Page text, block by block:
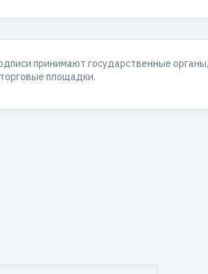
принимают государственные
площадки.